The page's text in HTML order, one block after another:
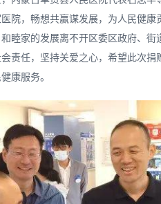
院，畅想共赢谋发展，为人民健康
睦家的发展离不开区委区政府、
责任，坚持关爱之心，希望此次
康服务。